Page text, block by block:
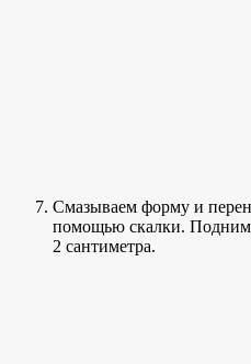
Смазываем форму и
помощью скалки.
2 сантиметра.